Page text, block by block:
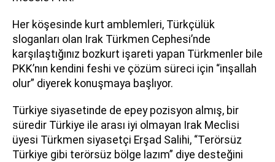
Her köşesinde kurt amblemleri, Türkçülük
sloganları olan Irak Türkmen Cephesi’nde
karşılaştığınız bozkurt işareti yapan Türkmenler bile
PKK’nın kendini feshi ve çözüm süreci için “inşallah
olur” diyerek konuşmaya başlıyor.
Türkiye siyasetinde de epey pozisyon almış, bir
süredir Türkiye ile arası iyi olmayan Irak Meclisi
üyesi Türkmen siyasetçi Erşad Salihi, “Terörsüz
Türkiye gibi terörsüz bölge lazım” diye desteğini